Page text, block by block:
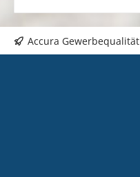
Accura Gewerbequalität